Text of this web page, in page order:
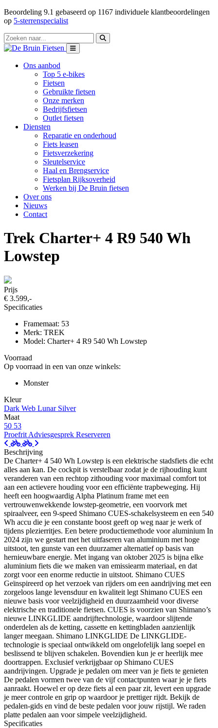
Beoordeling 9.1 gebaseerd op 1167 individuele klantbeoordelingen
op 5-sterrenspecialist
Ons aanbod
Top 5 e-bikes
Fietsen
Gebruikte fietsen
Onze merken
Bedrijfsfietsen
Outlet fietsen
Diensten
Reparatie en onderhoud
Fiets leasen
Fietsverzekering
Sleutelservice
Haal en Brengservice
Fietsplan Rijksoverheid
Werken bij De Bruin fietsen
Over ons
Nieuws
Contact
Trek Charter+ 4 R9 540 Wh
Lowstep
Prijs
€ 3.599,-
Specificaties
Framemaat: 53
Merk: TREK
Model: Charter+ 4 R9 540 Wh Lowstep
Voorraad
Op voorraad in een van onze winkels:
Monster
Kleur
Dark Web Lunar Silver
Maat
50 53
Proefrit Adviesgesprek Reserveren
Beschrijving
De Charter+ 4 540 Wh Lowstep is een elektrische stadsfiets die echt
alles aan kan. De cockpit is verstelbaar zodat je de rijhouding kunt
veranderen van een rechtop zithouding voor maximaal comfort tot
aan een actievere houding voor een efficiënte trapbeweging. Hij
heeft een hoogwaardig Alpha Platinum frame met een
vertrouwenwekkende lowstep-geometrie, een voorvork met
spiraalveer, een 9-speed Shimano CUES-schakelsysteem en een 540
Wh accu die je een constante boost geeft op weg naar je werk of
tijdens plezierritjes. Een betere productiemethode voor aluminium In
2024 zijn we gestart met het uitfaseren van aluminium met hoge
uitstoot, ten gunste van een duurzamer alternatief op basis van
hernieuwbare energie. Met ingang van oktober 2025 is bijna elke
aluminium fiets die we maken van emissiearm materiaal, en dat
zorgt voor een enorme reductie in uitstoot. Shimano CUES
Geïnspireerd op het verzoek van rijders om een aandrijving met een
zorgeloos lange levensduur en kwaliteit legt Shimano CUES een
nieuwe basis voor veelzijdigheid en duurzaamheid voor diverse
elektrische en traditionele fietsen. CUES is voorzien van Shimano’s
nieuwe LINKGLIDE aandrijftechnologie, waardoor slijtende
onderdelen als de ketting, cassette en kettingbladen aanzienlijk
langer meegaan. Shimano LINKGLIDE De LINKGLIDE-
technologie is speciaal ontwikkeld om ongelofelijk lang soepel en
beslissend te blijven schakelen. Bovendien kun je er heerlijk mee
doortrappen. Exclusief verkrijgbaar op Shimano CUES
aandrijvingen. Upgrade je pedalen om meer van je fiets te genieten
De pedalen vormen twee van de vijf contactpunten waar je je fiets
aanraakt. Hoewel er op deze fiets al een paar zit, levert een upgrade
je meer controle en grip op waardoor je prettiger rijdt. Bekijk de
pedalen-gids en vind de beste pedalen voor jouw rijstijl. We raden
platte pedalen aan voor simpele veelzijdigheid.
Specificaties